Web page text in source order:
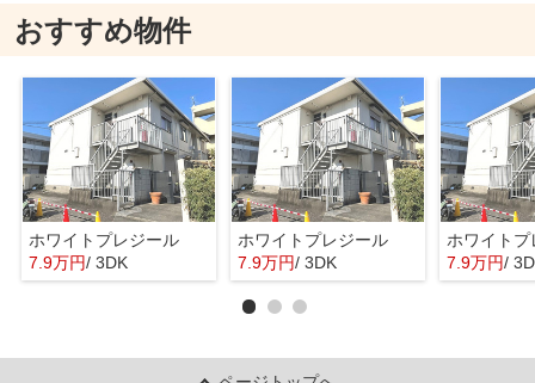
おすすめ物件
ホワイトプレジール
7.9万円/ 3DK
ホワイトプレジール
7.9万円/ 3DK
ホワイトプ
7.9万円/